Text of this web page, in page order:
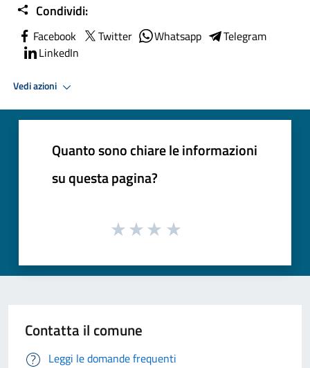
Condividi:
Facebook Twitter Whatsapp
Telegram
LinkedIn
Vedi azioni
Quanto sono chiare le informazioni
su questa pagina?
Contatta il comune
Leggi le domande frequenti